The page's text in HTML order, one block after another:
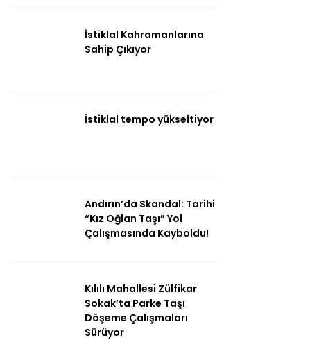
İstiklal Kahramanlarına
Sahip Çıkıyor
İstiklal tempo yükseltiyor
Andırın’da Skandal: Tarihi
“Kız Oğlan Taşı” Yol
Çalışmasında Kayboldu!
Kılılı Mahallesi Zülfikar
Sokak’ta Parke Taşı
Döşeme Çalışmaları
Sürüyor